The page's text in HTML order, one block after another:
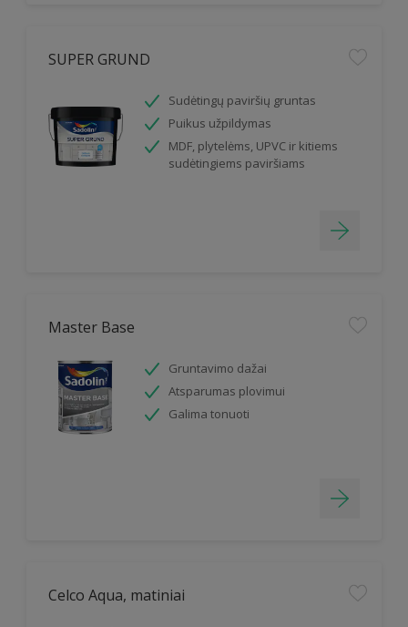
SUPER GRUND
Sudėtingų paviršių gruntas
Puikus užpildymas
MDF, plytelėms, UPVC ir kitiems
sudėtingiems paviršiams
Master Base
Gruntavimo dažai
Atsparumas plovimui
Galima tonuoti
Celco Aqua, matiniai